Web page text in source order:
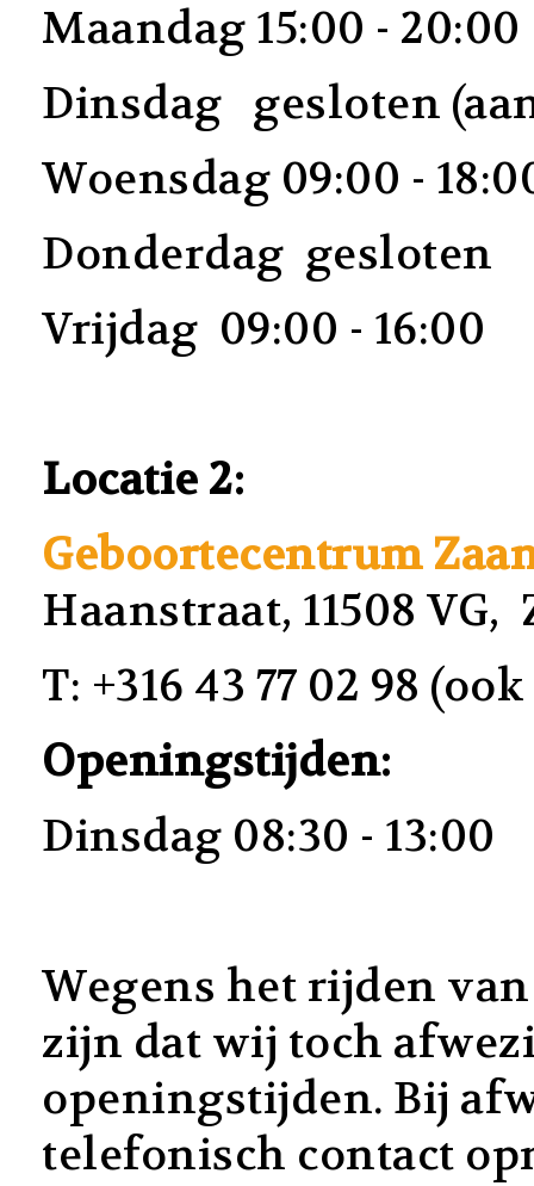
Maandag 15:00 - 20:00
Dinsdag gesloten
Woensdag 09:00 -
Donderdag gesloten
Vrijdag 09:00 - 16:00
Locatie 2:
Geboortecentrum
Haanstraat, 11508 VG,
T: +316 43 77 02 98
Openingstijden:
Dinsdag 08:30 - 13:00
Wegens het rijden
zijn dat wij toch
openingstijden. Bij
telefonisch contact